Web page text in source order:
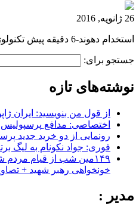
26 ژانویه, 2016
استخدام دهوند-6 دقیقه پیش تکنولوژی جدید کانون نماز
جستجو برای:
نوشته‌های تازه
از قول من بنویسید: ایران
اختصاصی: مدافع
رونمایی از دو خرید جدید
فوری: جواد نکونام به لیگ
۱۴۹مین شب از قیام
خونخواهی رهبر شهید +
مدیر :